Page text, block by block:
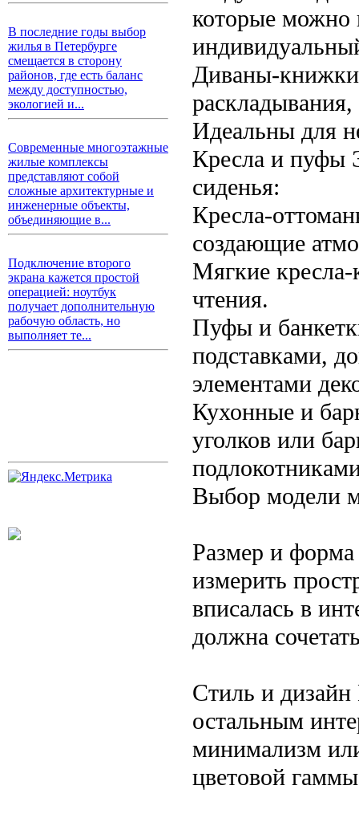
В последние годы выбор
жилья в Петербурге
смещается в сторону
районов, где есть баланс
между доступностью,
экологией и...
Современные многоэтажные
жилые комплексы
представляют собой
сложные архитектурные и
инженерные объекты,
объединяющие в...
Подключение второго
экрана кажется простой
операцией: ноутбук
получает дополнительную
рабочую область, но
выполняет те...
которые можно
Диваны-
Идеальны для
Кресла и пуфы
сиденья:
Кресла-
создающие
Мягкие кресла-
чтения.
Пуфы и
подставками,
элементами
Кухонные и
уголков или
Выбор модели
Размер и
измерить
вписалась в
должна
Стиль и
остальным
минимализм
цветовой